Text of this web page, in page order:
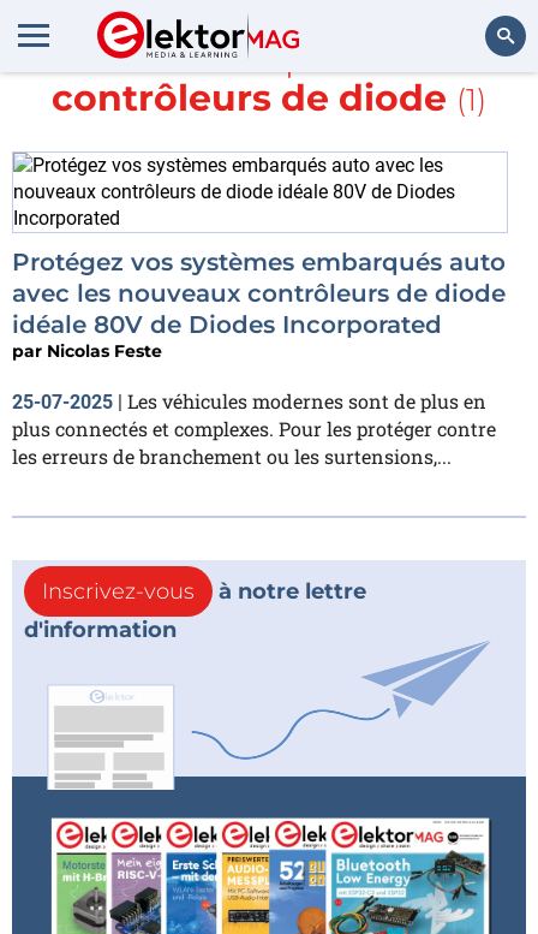
Rechercher
En savoir plus sur
contrôleurs de diode (1)
Protégez vos systèmes embarqués auto
avec les nouveaux contrôleurs de diode
idéale 80V de Diodes Incorporated
par Nicolas Feste
25-07-2025 | Les véhicules modernes sont de plus en
plus connectés et complexes. Pour les protéger contre
les erreurs de branchement ou les surtensions,...
Inscrivez-vous
à notre lettre
d'information